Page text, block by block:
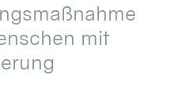
mit